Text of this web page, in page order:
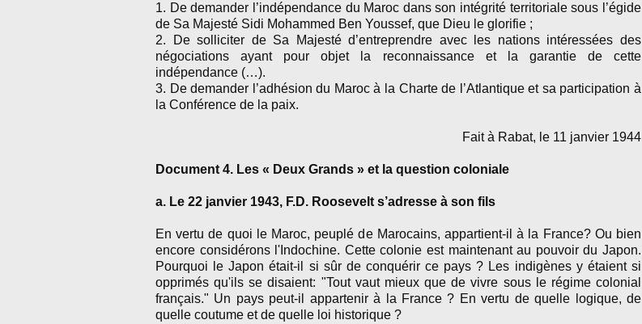
1. De demander l’indépendance du Maroc dans son intégrité territoriale sous l’égide
de Sa Majesté Sidi Mohammed Ben Youssef, que Dieu le glorifie ;
2. De solliciter de Sa Majesté d’entreprendre avec les nations intéressées des
négociations ayant pour objet la reconnaissance et la garantie de cette
indépendance (…).
3. De demander l’adhésion du Maroc à la Charte de l’Atlantique et sa participation à
la Conférence de la paix.
Fait à Rabat, le 11 janvier 1944
Document 4. Les « Deux Grands » et la question coloniale
a. Le 22 janvier 1943, F.D. Roosevelt s’adresse à son fils
En vertu de quoi le Maroc, peuplé de Marocains, appartient-il à la France? Ou bien
encore considérons l'Indochine. Cette colonie est maintenant au pouvoir du Japon.
Pourquoi le Japon était-il si sûr de conquérir ce pays ? Les indigènes y étaient si
opprimés qu'ils se disaient: "Tout vaut mieux que de vivre sous le régime colonial
français." Un pays peut-il appartenir à la France ? En vertu de quelle logique, de
quelle coutume et de quelle loi historique ?